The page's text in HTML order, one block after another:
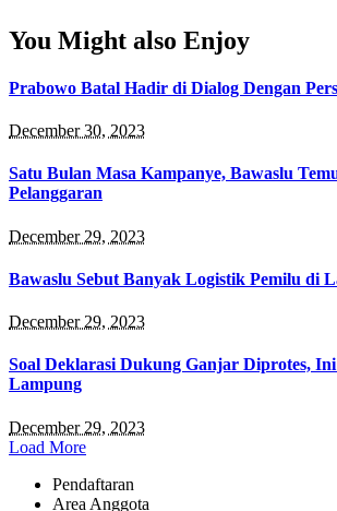
You Might also Enjoy
Prabowo Batal Hadir di Dialog Dengan
December 30, 2023
Satu Bulan Masa Kampanye, Bawaslu
Pelanggaran
December 29, 2023
Bawaslu Sebut Banyak Logistik Pemilu di
December 29, 2023
Soal Deklarasi Dukung Ganjar Diprotes,
Lampung
December 29, 2023
Load More
Pendaftaran
Area Anggota